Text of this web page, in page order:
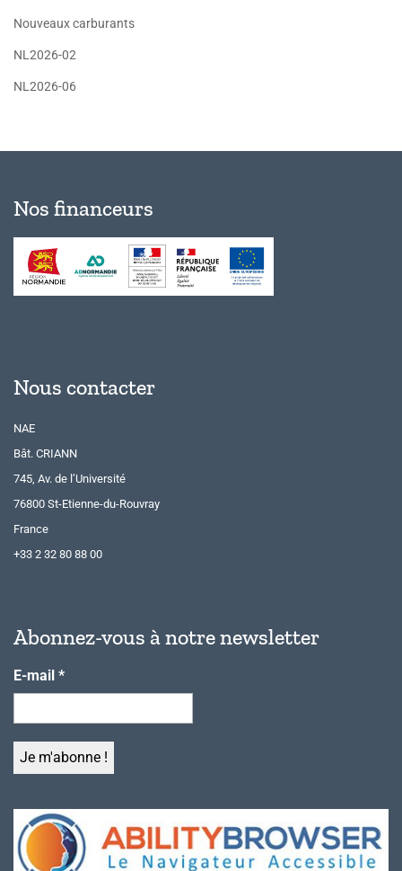
Nouveaux carburants
NL2026-02
NL2026-06
Nos financeurs
Nous contacter
NAE
Bât. CRIANN
745, Av. de l’Université
76800 St-Etienne-du-Rouvray
France
+33 2 32 80 88 00
Abonnez-vous à notre newsletter
E-mail *